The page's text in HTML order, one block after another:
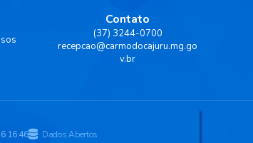
Contato
(37) 3244-0700
recepcao@carmodocajuru.mg.go
v.br
16:46 Dados Abertos